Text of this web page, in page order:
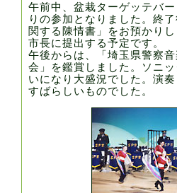
午前中、盆栽ターゲッテバ
りの参加となりました。終
関する陳情書」をお預かり
市長に提出する予定です。
午後からは、「埼玉県警察
会」を鑑賞しました。ソニ
いになり大盛況でした。演
すばらしいものでした。